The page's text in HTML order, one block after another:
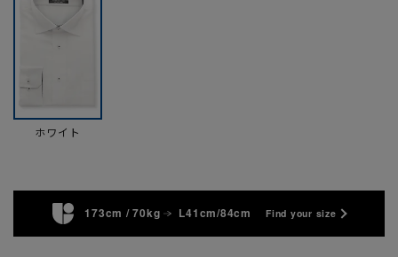
ホワイト
173cm / 70kg L41cm/84cm Find your size